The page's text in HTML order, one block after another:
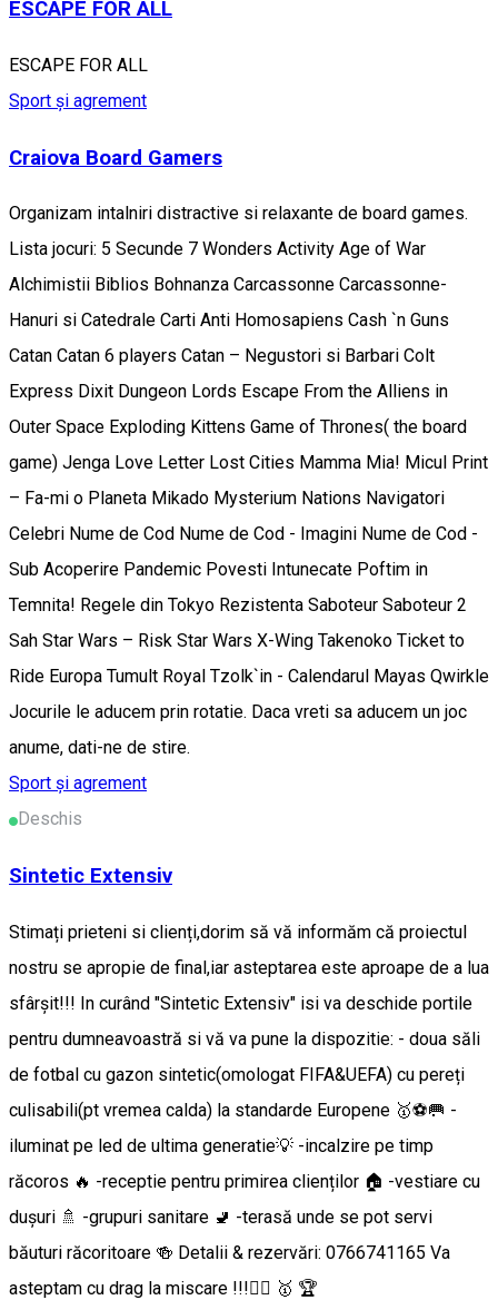
ESCAPE FOR ALL
ESCAPE FOR ALL
Sport și agrement
Craiova Board Gamers
Organizam intalniri distractive si relaxante de board games.
Lista jocuri: 5 Secunde 7 Wonders Activity Age of War
Alchimistii Biblios Bohnanza Carcassonne Carcassonne-
Hanuri si Catedrale Carti Anti Homosapiens Cash `n Guns
Catan Catan 6 players Catan – Negustori si Barbari Colt
Express Dixit Dungeon Lords Escape From the Alliens in
Outer Space Exploding Kittens Game of Thrones( the board
game) Jenga Love Letter Lost Cities Mamma Mia! Micul Print
– Fa-mi o Planeta Mikado Mysterium Nations Navigatori
Celebri Nume de Cod Nume de Cod - Imagini Nume de Cod -
Sub Acoperire Pandemic Povesti Intunecate Poftim in
Temnita! Regele din Tokyo Rezistenta Saboteur Saboteur 2
Sah Star Wars – Risk Star Wars X-Wing Takenoko Ticket to
Ride Europa Tumult Royal Tzolk`in - Calendarul Mayas Qwirkle
Jocurile le aducem prin rotatie. Daca vreti sa aducem un joc
anume, dati-ne de stire.
Sport și agrement
Deschis
Sintetic Extensiv
Stimați prieteni si clienți,dorim să vă informăm că proiectul
nostru se apropie de final,iar asteptarea este aproape de a lua
sfârșit!!! In curând "Sintetic Extensiv" isi va deschide portile
pentru dumneavoastră si vă va pune la dispozitie: - doua săli
de fotbal cu gazon sintetic(omologat FIFA&UEFA) cu pereți
culisabili(pt vremea calda) la standarde Europene 🥇⚽️🥅 -
iluminat pe led de ultima generatie💡 -incalzire pe timp
răcoros 🔥 -receptie pentru primirea clienților 🏠 -vestiare cu
dușuri 🚿 -grupuri sanitare 🚽 -terasă unde se pot servi
băuturi răcoritoare 🍻 Detalii & rezervări: 0766741165 Va
asteptam cu drag la miscare !!!🏃‍♂️ 🥇 🏆